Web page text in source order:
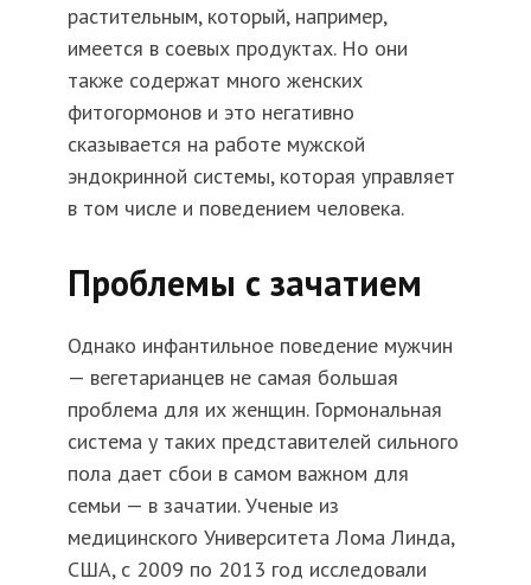
растительным, который, например,
имеется в соевых продуктах. Но они
также содержат много женских
фитогормонов и это негативно
сказывается на работе мужской
эндокринной системы, которая управляет
в том числе и поведением человека.
Проблемы с зачатием
Однако инфантильное поведение мужчин
— вегетарианцев не самая большая
проблема для их женщин. Гормональная
система у таких представителей сильного
пола дает сбои в самом важном для
семьи — в зачатии. Ученые из
медицинского Университета Лома Линда,
США, с 2009 по 2013 год исследовали